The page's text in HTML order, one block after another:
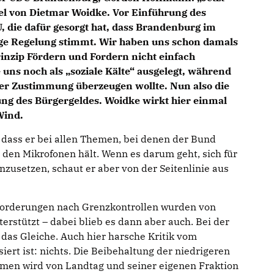
von Dietmar Woidke. Vor Einführung des
die dafür gesorgt hat, dass Brandenburg im
Regelung stimmt. Wir haben uns schon damals
Fördern und Fordern nicht einfach
noch als „soziale Kälte“ ausgelegt, während
Zustimmung überzeugen wollte. Nun also die
des Bürgergeldes. Woidke wirkt hier einmal
er bei allen Themen, bei denen der Bund
Mikrofonen hält. Wenn es darum geht, sich für
schaut er aber von der Seitenlinie aus
nach Grenzkontrollen wurden von
– dabei blieb es dann aber auch. Bei der
Gleiche. Auch hier harsche Kritik vom
ist: nichts. Die Beibehaltung der niedrigeren
wird von Landtag und seiner eigenen Fraktion